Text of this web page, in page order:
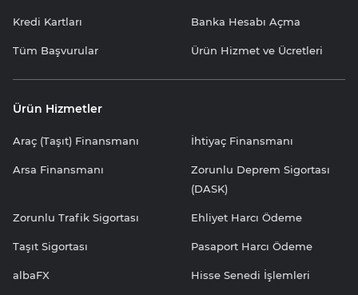
Kredi Kartları Banka Hesabı Açma
Tüm Başvurular Ürün Hizmet ve Ücretleri
Ürün Hizmetler
Araç (Taşıt) Finansmanı İhtiyaç Finansmanı
Arsa Finansmanı
Zorunlu Deprem Sigortası
(DASK)
Zorunlu Trafik Sigortası Ehliyet Harcı Ödeme
Taşıt Sigortası Pasaport Harcı Ödeme
albaFX Hisse Senedi İşlemleri